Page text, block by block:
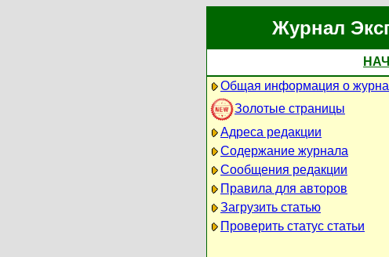
Журнал
Общая информация о
Золотые страницы
Адреса редакции
Содержание журнала
Сообщения редакции
Правила для авторов
Загрузить статью
Проверить статус статьи